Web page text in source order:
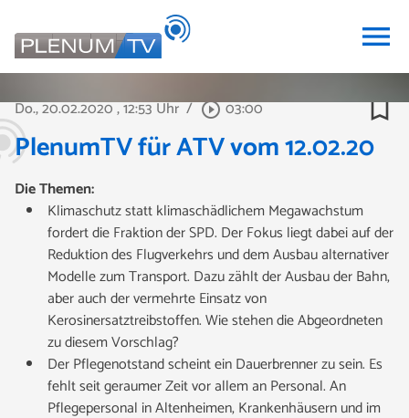
menu
Do., 20.02.2020, 12:53 Uhr / play_circle_outline03:00 bookmark_border
PlenumTV für ATV vom 12.02.20
Die Themen:
Klimaschutz statt klimaschädlichem Megawachstum
fordert die Fraktion der SPD. Der Fokus liegt dabei auf der
Reduktion des Flugverkehrs und dem Ausbau alternativer
Modelle zum Transport. Dazu zählt der Ausbau der Bahn,
aber auch der vermehrte Einsatz von
Kerosinersatztreibstoffen. Wie stehen die Abgeordneten
zu diesem Vorschlag?
Der Pflegenotstand scheint ein Dauerbrenner zu sein. Es
fehlt seit geraumer Zeit vor allem an Personal. An
Pflegepersonal in Altenheimen, Krankenhäusern undim